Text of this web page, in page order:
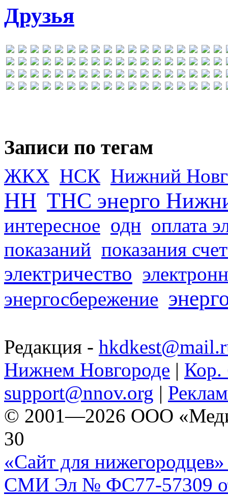
Друзья
Записи по тегам
ЖКХ НСК Нижний
НН ТНС энерго
интересное одн оплата
показаний показания
электричество
энергосбережение
Редакция -
Нижнем Новгороде | Кор.
support@nnov.org |
© 2001—2026 ООО
30
«Сайт для нижегородцев»
СМИ Эл № ФС77-57309